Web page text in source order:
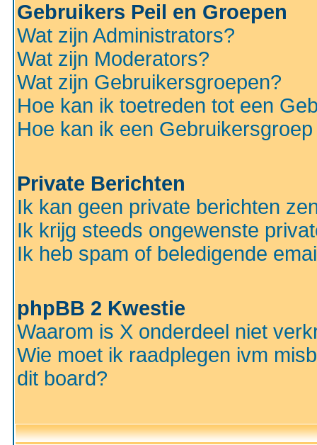
Gebruikers Peil en Groepen
Wat zijn Administrators?
Wat zijn Moderators?
Wat zijn Gebruikersgroepen?
Hoe kan ik toetreden tot een
Hoe kan ik een
Private Berichten
Ik kan geen private berichten
Ik krijg steeds ongewenste
Ik heb spam of beledigende
phpBB 2 Kwestie
Waarom is X onderdeel niet
Wie moet ik raadplegen ivm
dit board?